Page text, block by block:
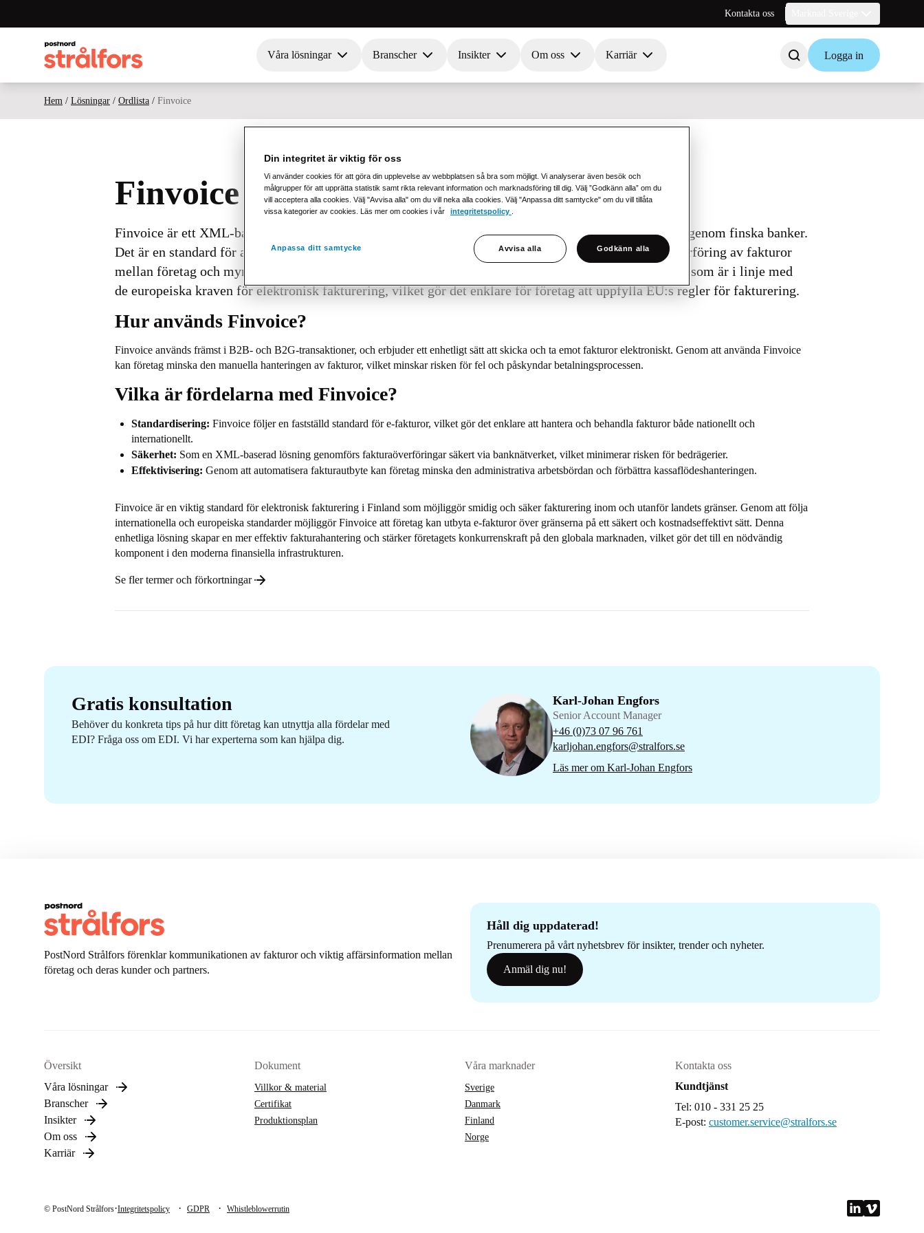
Kontakta oss
Våra lösningar Branscher Insikter Om oss Karriär Logga in
Hem / Lösningar / Ordlista / Finvoice
Finvoice
Finvoice är ett XML-baserat fakturaformat som används i Finland för elektronisk fakturering, särskilt genom finska banker.
Det är en standard för att utbyta e-fakturor i Finland och är utformad för att stödja enkel och säker överföring av fakturor
mellan företag och myndigheter. Den senaste versionen, Finvoice 3.0, följer den nya e-fakturastandard som är i linje med
de europeiska kraven för elektronisk fakturering, vilket gör det enklare för företag att uppfylla EU:s regler för fakturering.
Hur används Finvoice?
Finvoice används främst i B2B- och B2G-transaktioner, och erbjuder ett enhetligt sätt att skicka och ta emot fakturor elektroniskt. Genom att använda Finvoice
kan företag minska den manuella hanteringen av fakturor, vilket minskar risken för fel och påskyndar betalningsprocessen.
Vilka är fördelarna med Finvoice?
Standardisering: Finvoice följer en fastställd standard för e-fakturor, vilket gör det enklare att hantera och behandla fakturor både nationellt och
internationellt.
Säkerhet: Som en XML-baserad lösning genomförs fakturaöverföringar säkert via banknätverket, vilket minimerar risken för bedrägerier.
Effektivisering: Genom att automatisera fakturautbyte kan företag minska den administrativa arbetsbördan och förbättra kassaflödeshanteringen.
Finvoice är en viktig standard för elektronisk fakturering i Finland som möjliggör smidig och säker fakturering inom och utanför landets gränser. Genom att följa
internationella och europeiska standarder möjliggör Finvoice att företag kan utbyta e-fakturor över gränserna på ett säkert och kostnadseffektivt sätt. Denna
enhetliga lösning skapar en mer effektiv fakturahantering och stärker företagets konkurrenskraft på den globala marknaden, vilket gör det till en nödvändig
komponent i den moderna finansiella infrastrukturen.
Se fler termer och förkortningar
Gratis konsultation
Behöver du konkreta tips på hur ditt företag kan utnyttja alla fördelar med
EDI? Fråga oss om EDI. Vi har experterna som kan hjälpa dig.
Karl-Johan Engfors
Senior Account Manager
+46 (0)73 07 96 761
karljohan.engfors@stralfors.se
Läs mer om Karl-Johan Engfors
PostNord Strålfors förenklar kommunikationen av fakturor och viktig affärsinformation mellan
företag och deras kunder och partners.
Håll dig uppdaterad!
Prenumerera på vårt nyhetsbrev för insikter, trender och nyheter.
Anmäl dig nu!
Översikt
Våra lösningar
Branscher
Insikter
Om oss
Karriär
Dokument
Villkor & material
Certifikat
Produktionsplan
Våra marknader
Sverige
Danmark
Finland
Norge
Kontakta oss
Kundtjänst
Tel: 010 - 331 25 25
E-post: customer.service@stralfors.se
© PostNord Strålfors·Integritetspolicy · GDPR · Whistleblowerrutin
Din integritet är viktig för oss
Vi använder cookies för att göra din upplevelse av webbplatsen så bra som möjligt. Vi analyserar även besök och
målgrupper för att upprätta statistik samt rikta relevant information och marknadsföring till dig. Välj ”Godkänn alla” om du
vill acceptera alla cookies. Välj "Avvisa alla" om du vill neka alla cookies. Välj "Anpassa ditt samtycke" om du vill tillåta
vissa kategorier av cookies. Läs mer om cookies i vår
integritetspolicy
Anpassa ditt samtycke Avvisa alla Godkänn alla